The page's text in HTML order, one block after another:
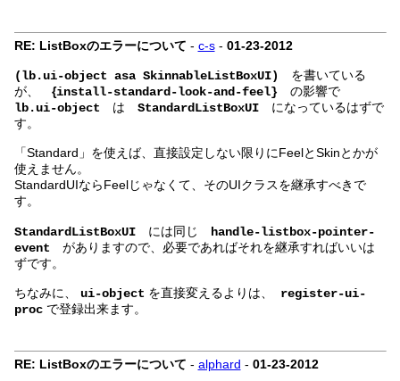
RE: ListBoxのエラーについて - c-s- 01-23-2012
(lb.ui-object asa SkinnableListBoxUI) を書いている
が、 {install-standard-look-and-feel}
の影響で
lb.ui-object は StandardListBoxUI になっているはずで
す。
「Standard」を使えば、直接設定しない限りにFeelとSkinとかが
使えません。
StandardUIならFeelじゃなくて、そのUIクラスを継承すべきで
す。
StandardListBoxUI には同じ
handle-listbox-pointer-
event
がありますので、必要であればそれを継承すればいいは
ずです。
ちなみに、 ui-object を直接変えるよりは、
register-ui-
procで登録出来ます。
RE: ListBoxのエラーについて - alphard - 01-23-2012